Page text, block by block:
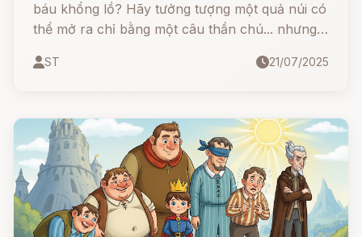
báu khổng lồ? Hãy tưởng tượng một quả núi có
thể mở ra chỉ bằng một câu thần chú... nhưng
ST 21/07/2025